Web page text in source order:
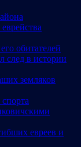
обитателей
след в истории
земляков
евреев и